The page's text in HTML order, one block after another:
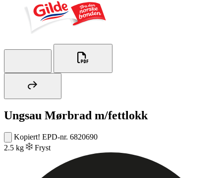
Ungsau Mørbrad m/fettlokk
Kopiert! EPD-nr. 6820690
2.5 kg
Fryst